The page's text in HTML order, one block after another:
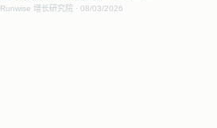
Runwise 增长研究院 08/03/2026